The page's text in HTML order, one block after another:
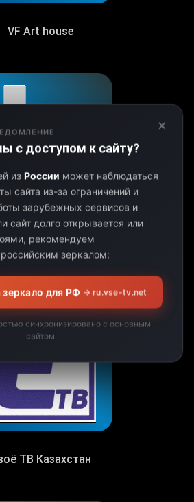
VF Art house
Буряад ТВ
ТВ Казахстан
×
с доступом к сайту?
из России может наблюдаться
сайта из-за ограничений и
зарубежных сервисов и
сайт долго открывается или
рекомендуем
российским зеркалом:
зеркало для РФ → ru.vse-tv.net
синхронизировано с основным
сайтом